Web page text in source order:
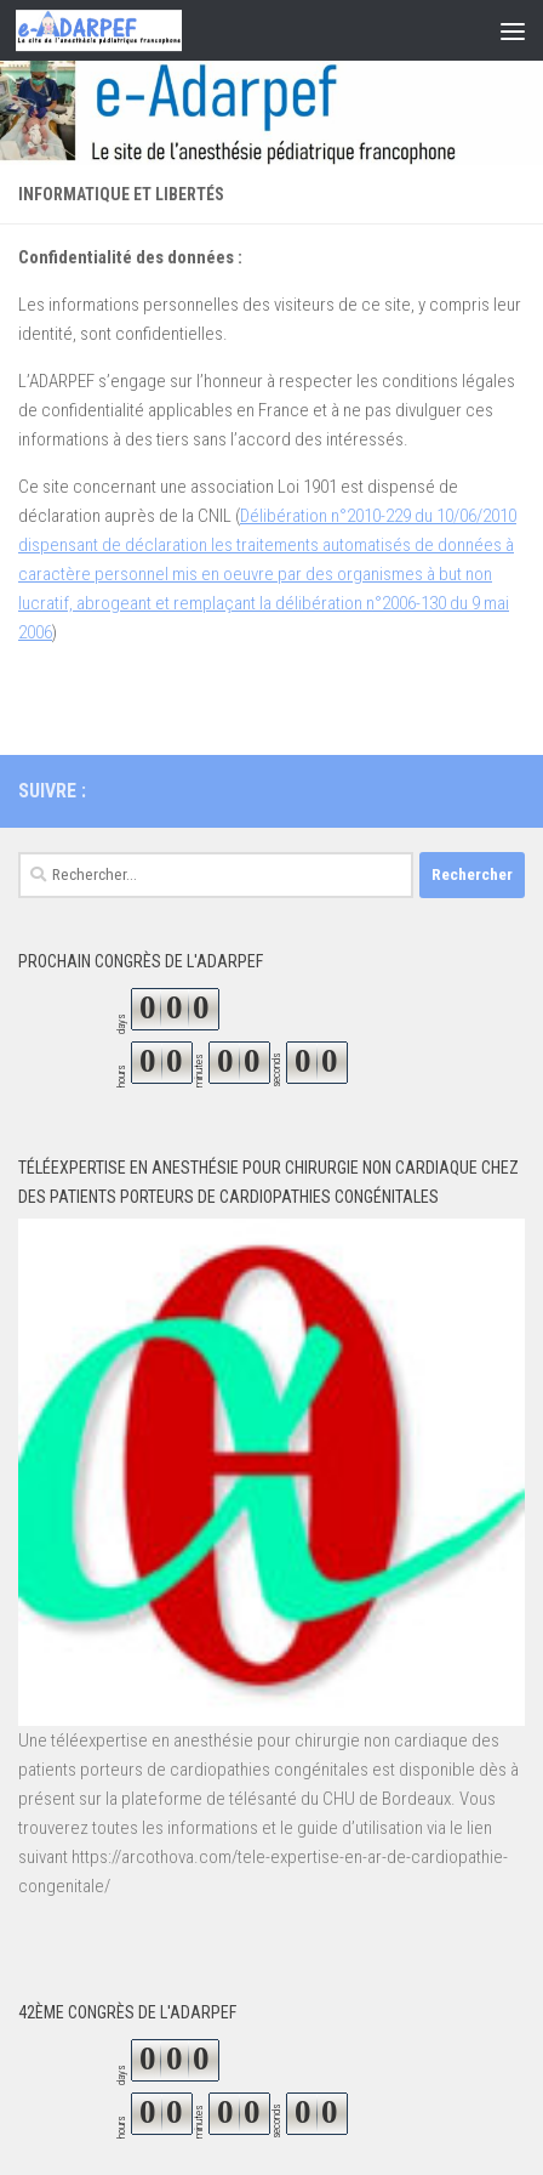
Skip to content
INFORMATIQUE ET LIBERTÉS
Confidentialité des données :
Les informations personnelles des visiteurs de ce site, y compris leur
identité, sont confidentielles.
L’ADARPEF s’engage sur l’honneur à respecter les conditions légales
de confidentialité applicables en France et à ne pas divulguer ces
informations à des tiers sans l’accord des intéressés.
Ce site concernant une association Loi 1901 est dispensé de
déclaration auprès de la CNIL (Délibération n°2010-229 du 10/06/2010
dispensant de déclaration les traitements automatisés de données à
caractère personnel mis en oeuvre par des organismes à but non
lucratif, abrogeant et remplaçant la délibération n°2006-130 du 9 mai
2006)
SUIVRE :
Rechercher :
PROCHAIN CONGRÈS DE L'ADARPEF
days 0 0 0
hours 0 0 minutes 0 0 seconds 0 0
TÉLÉEXPERTISE EN ANESTHÉSIE POUR CHIRURGIE NON CARDIAQUE CHEZ
DES PATIENTS PORTEURS DE CARDIOPATHIES CONGÉNITALES
Une téléexpertise en anesthésie pour chirurgie non cardiaque des
patients porteurs de cardiopathies congénitales est disponible dès à
présent sur la plateforme de télésanté du CHU de Bordeaux. Vous
trouverez toutes les informations et le guide d’utilisation via le lien
suivant https://arcothova.com/tele-expertise-en-ar-de-cardiopathie-
congenitale/
42ÈME CONGRÈS DE L'ADARPEF
days 0 0 0
hours 0 0 minutes 0 0 seconds 0 0